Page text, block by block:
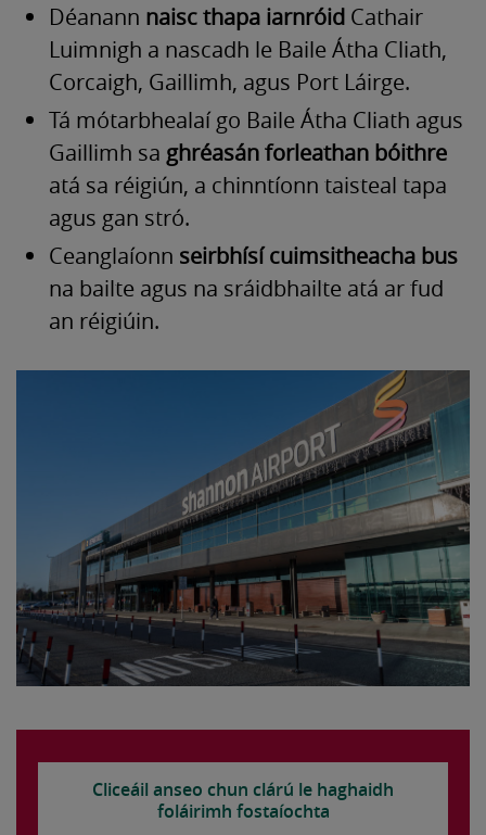
Déanann naisc thapa iarnróid Cathair
Luimnigh a nascadh le Baile Átha Cliath,
Corcaigh, Gaillimh, agus Port Láirge.
Tá mótarbhealaí go Baile Átha Cliath agus
Gaillimh sa ghréasán forleathan bóithre
atá sa réigiún, a chinntíonn taisteal tapa
agus gan stró.
Ceanglaíonn seirbhísí cuimsitheacha bus
na bailte agus na sráidbhailte atá ar fud
an réigiúin.
Cliceáil anseo chun clárú le haghaidh
foláirimh fostaíochta